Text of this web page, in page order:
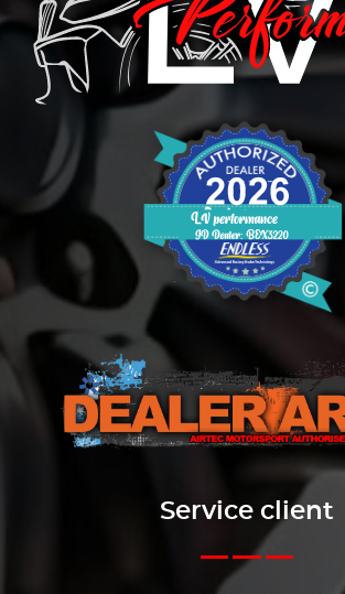
Service client